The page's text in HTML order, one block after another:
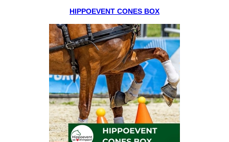
HIPPOEVENT CONES BOX